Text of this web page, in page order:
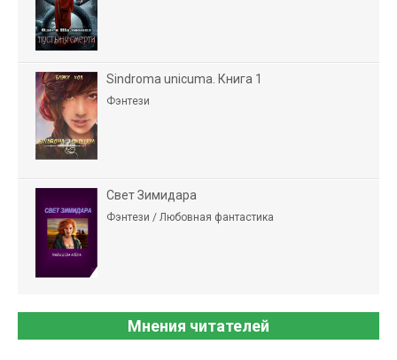
Sindroma unicuma. Книга 1
Фэнтези
Свет Зимидара
Фэнтези / Любовная фантастика
Мнения читателей